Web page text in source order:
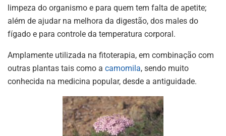
limpeza do organismo e para quem tem falta de apetite;
além de ajudar na melhora da digestão, dos males do
fígado e para controle da temperatura corporal.
Amplamente utilizada na fitoterapia, em combinação com
outras plantas tais como a camomila, sendo muito
conhecida na medicina popular, desde a antiguidade.